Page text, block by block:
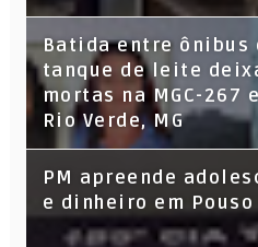
Batida entre ônibus
tanque de leite
mortas na MGC-267
Rio Verde, MG
PM apreende
e dinheiro em Pouso